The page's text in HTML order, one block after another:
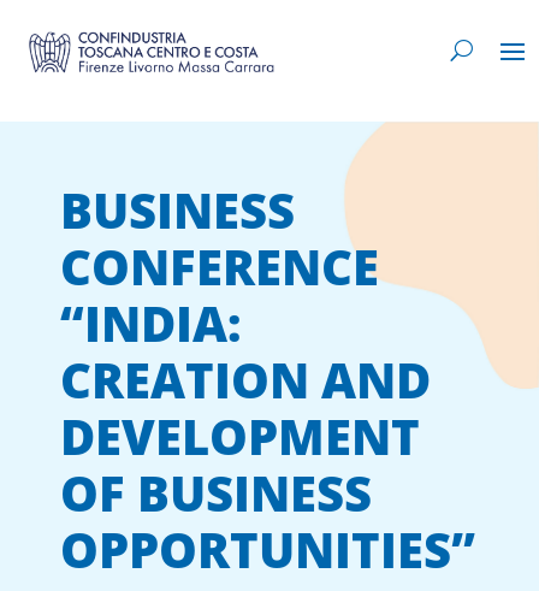
BUSINESS
CONFERENCE
“INDIA:
CREATION AND
DEVELOPMENT
OF BUSINESS
OPPORTUNITIES”